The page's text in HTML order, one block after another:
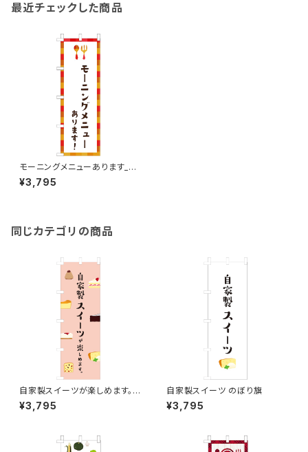
最近チェックした商品
モーニングメニューあります_オ
レンジチェック のぼり旗
¥3,795
同じカテゴリの商品
自家製スイーツが楽しめます。
ピンク のぼり旗
¥3,795
自家製スイーツ のぼり旗
¥3,795